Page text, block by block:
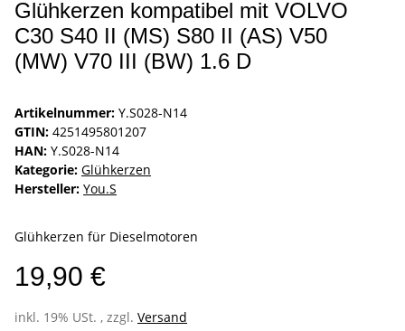
Glühkerzen kompatibel mit VOLVO
C30 S40 II (MS) S80 II (AS) V50
(MW) V70 III (BW) 1.6 D
Artikelnummer: Y.S028-N14
GTIN: 4251495801207
HAN: Y.S028-N14
Kategorie: Glühkerzen
Hersteller: You.S
Glühkerzen für Dieselmotoren
19,90 €
inkl. 19% USt. , zzgl. Versand